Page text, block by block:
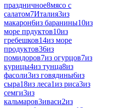
праздничное8мясо с
салатом7Италия3из
макарон6из баранины10из
море прдуктов10из
гребешков14из море
продуктов36из
помидоров7из огурцов7из
курицы4из тунца8из
фасоли3из говядины6из
сыра18из леса1из риса3из
семги3из
кальмаров3иваси2из